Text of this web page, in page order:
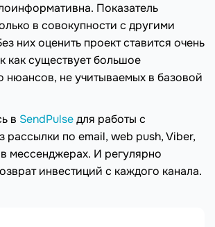
Показатель
в совокупности с другими
них оценить проект ставится очень
как существует большое
нюансов, не учитываемых в базовой
в SendPulseдля работы с
рассылки по email, web push, Viber,
мессенджерах. И регулярно
инвестиций с каждого канала.